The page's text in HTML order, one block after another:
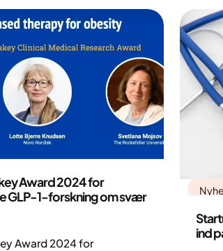
Award 2024 for
GLP-1-forskning om svær
Award 2024 for
ind